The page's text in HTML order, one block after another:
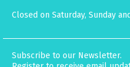
Closed on Saturday, Sunday
Subscribe to our Newsletter.